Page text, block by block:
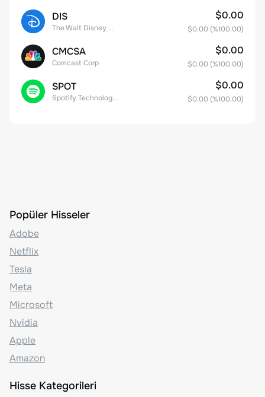
DIS
The Walt Disney Company
$0.00
$0.00 (%100.00)
CMCSA
Comcast Corp
$0.00
$0.00 (%100.00)
SPOT
Spotify Technology S.A.
$0.00
$0.00 (%100.00)
Popüler Hisseler
Adobe
Netflix
Tesla
Meta
Microsoft
Nvidia
Apple
Amazon
Hisse Kategorileri